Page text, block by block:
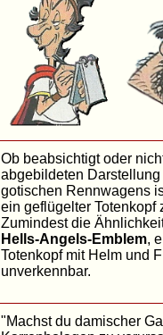
Ob beabsichtigt oder
abgebildeten Darstellung
gotischen Rennwagens
ein geflügelter Totenkopf
Zumindest die
Hells-Angels-Emblem,
Totenkopf mit Helm und
unverkennbar.
"Machst du damischer